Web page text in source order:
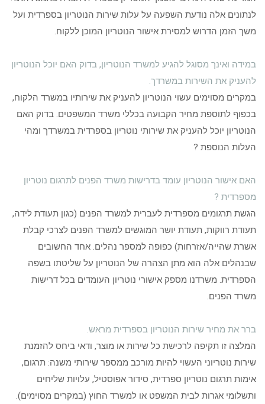
לנתונים אלה נודעת השפעה על עלות שירות הנוטריון בספרדית ועל
משך הזמן הדרוש למסירת אישור הנוטריון המוכן ללקוח.
במידה ואינך מסוגל להגיע למשרד הנוטריון, בדוק האם יוכל הנוטריון
להעניק את השירות במשרדך.
במקרים מסוימים עשוי הנוטריון להעניק את שירותיו במשרד הלקוח,
בכפוף לתוספת מחיר הקבועה בכללי משרד המשפטים. בדוק האם
הנוטריון יוכל להעניק את שירותי נוטריון בספרדית במשרדך ומהי
העלות הנוספת ?
האם אישור הנוטריון עומד בדרישות משרד הפנים לתרגום נוטריון
מספרדית ?
הגשת תרגומים מספרדית לעברית למשרד הפנים (כגון תעודת לידה,
תעודת רווקות, תעודת יושר המוגשים למשרד הפנים לצרכי קבלת
אשרת שהייה/אזרחות) כפופה למספר נהלים. אחד החשובים
שבנהלים אלה הוא מתן הצהרה של הנוטריון על שליטתו בשפה
הספרדית. משרדנו מספק אישורי נוטריון העומדים בכל דרישות
משרד הפנים.
ברר את מחיר שירות הנוטריון בספרדית מראש.
המלצה זו תקיפה לרכישת כל שירות או מוצר, ודאי ביחס להזמנת
שירות נוטריוני העשוי להיות מורכב ממספר שירותי משנה: תרגום,
אימות תרגום נוטריון ספרדית, סידור אפוסטיל, עלויות שליחים
ותשלומי אגרות לבית המשפט או למשרד החוץ (במקרים מסוימים).